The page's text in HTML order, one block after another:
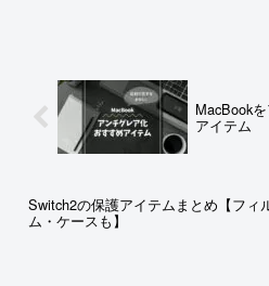
MacBook
アイテム
Switch2の保護アイテムまとめ【フィ
ム・ケースも】